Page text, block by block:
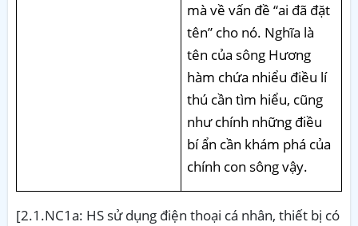
mà về vấn đề “ai đã đặt
tên” cho nó. Nghĩa là
tên của sông Hương
hàm chứa nhiểu điều lí
thú cần tìm hiểu, cũng
như chính những điều
bí ẩn cần khám phá của
chính con sông vậy.
[2.1.NC1a: HS sử dụng điện thoại cá nhân, thiết bị có